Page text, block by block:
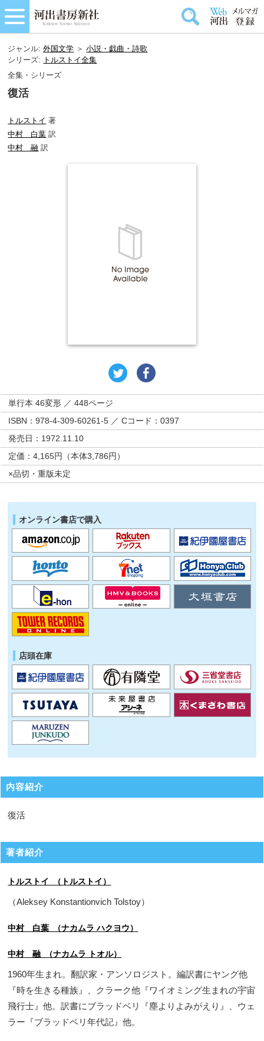
ジャンル:外国文学 ＞小説・戯曲・詩歌
シリーズ: トルストイ全集
全集・シリーズ
復活
トルストイ 著
中村 白葉 訳
中村 融 訳
単行本 46変形 ／ 448ページ
ISBN：978-4-309-60261-5 ／ Cコード：0397
発売日：1972.11.10
定価：4,165円（本体3,786円）
×品切・重版未定
オンライン書店で購入
店頭在庫
内容紹介
復活
著者紹介
トルストイ （トルストイ）
（Aleksey Konstantionvich Tolstoy）
中村 白葉 （ナカムラ ハクヨウ）
中村 融 （ナカムラ トオル）
1960年生まれ。翻訳家・アンソロジスト。編訳書にヤング他
『時を生きる種族』、クラーク他『ワイオミング生まれの宇宙
飛行士』他。訳書にブラッドベリ『塵よりよみがえり』、ウェ
ラー『ブラッドベリ年代記』他。